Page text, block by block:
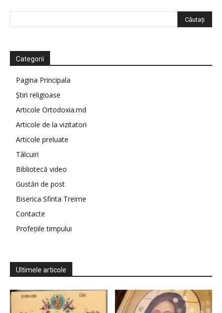
Categorii
Pagina Principala
Știri religioase
Articole Ortodoxia.md
Articole de la vizitatori
Articole preluate
Tâlcuiri
Bibliotecă video
Gustări de post
Biserica Sfinta Treime
Contacte
Profețiile timpului
Ultimele articole